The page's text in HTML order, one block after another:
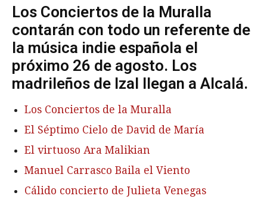
Los Conciertos de la Muralla
contarán con todo un referente de
la música indie española el
próximo 26 de agosto. Los
madrileños de Izal llegan a Alcalá.
Los Conciertos de la Muralla
El Séptimo Cielo de David de María
El virtuoso Ara Malikian
Manuel Carrasco Baila el Viento
Cálido concierto de Julieta Venegas